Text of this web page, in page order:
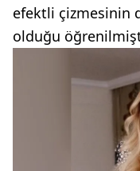
efektli çizmesinin
olduğu